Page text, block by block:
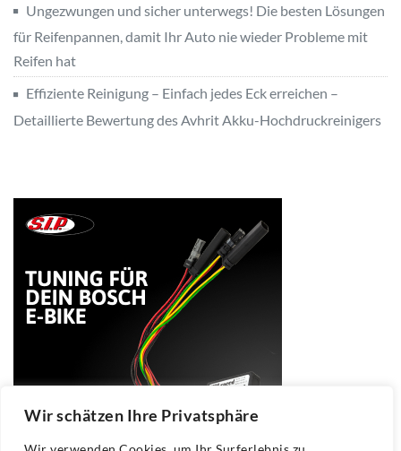
Wir schätzen Ihre Privatsphäre
Ungezwungen und sicher unterwegs! Die besten Lösungen
für Reifenpannen, damit Ihr Auto nie wieder Probleme mit
Reifen hat
Effiziente Reinigung – Einfach jedes Eck erreichen –
Detaillierte Bewertung des Avhrit Akku-Hochdruckreinigers